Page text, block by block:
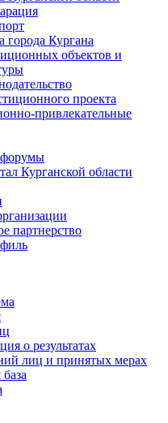
города Кургана
объектов и
проекта
привлекательные
Курганской области
партнерство
о результатах
лиц и принятых мерах